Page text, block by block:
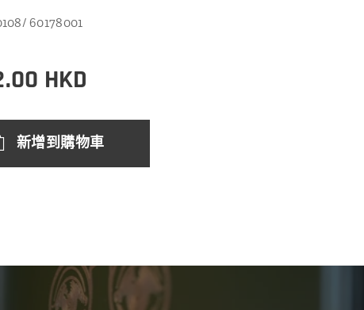
60178001
HKD
新增到購物車